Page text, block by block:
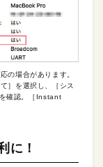
の場合があります。
］を選択し、［シス
確認。［Instant
に！